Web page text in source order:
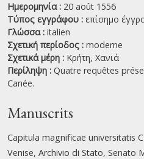
Ημερομηνία : 20 août 1556
Τύπος εγγράφου : επίσημο
Γλώσσα : italien
Σχετική περίοδος : moderne
Σχετικά μέρη : Κρήτη, Χανιά
Περίληψη : Quatre requêtes
Canée.
Manuscrits
Capitula magnificae universitatis
Venise, Archivio di Stato, Senato